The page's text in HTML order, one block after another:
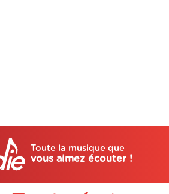
Toute la musique que
vous aimez écouter !